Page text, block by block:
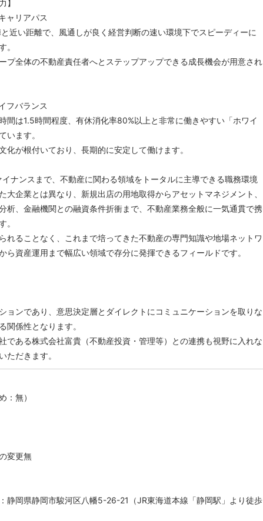
】
ャリアパス
近い距離で、風通しが良く経営判断の速い環境下でスピーディーに
。
プ全体の不動産責任者へとステップアップできる成長機会が用意され
フバランス
間は1.5時間程度、有休消化率80%以上と非常に働きやすい「ホワイ
います。
化が根付いており、長期的に安定して働けます。
ナンスまで、不動産に関わる領域をトータルに主導できる職務環境
大企業とは異なり、新規出店の用地取得からアセットマネジメント、
析、金融機関との融資条件折衝まで、不動産業務全般に一気通貫で携
。
れることなく、これまで培ってきた不動産の専門知識や地場ネットワ
ら資産運用まで幅広い領域で存分に発揮できるフィールドです。
ョンであり、意思決定層とダイレクトにコミュニケーションを取りな
関係性となります。
である株式会社富貴（不動産投資・管理等）との連携も視野に入れな
ただきます。
：無）
変更無
静岡県静岡市駿河区八幡5-26-21（JR東海道本線「静岡駅」より徒歩